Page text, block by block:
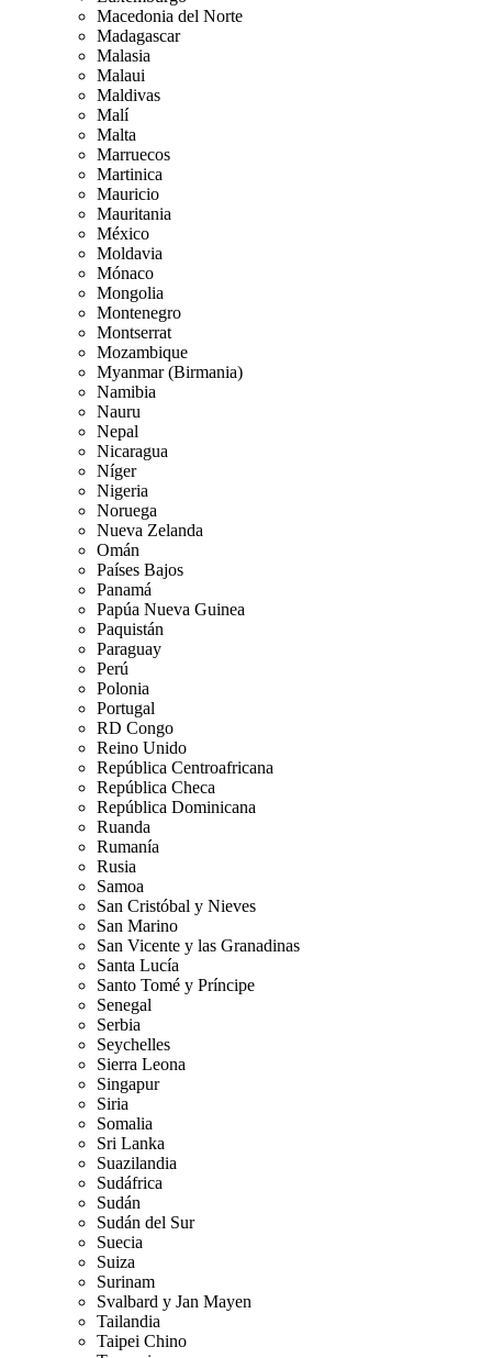
Macedonia del Norte
Madagascar
Malasia
Malaui
Maldivas
Malí
Malta
Marruecos
Martinica
Mauricio
Mauritania
México
Moldavia
Mónaco
Mongolia
Montenegro
Montserrat
Mozambique
Myanmar (Birmania)
Namibia
Nauru
Nepal
Nicaragua
Níger
Nigeria
Noruega
Nueva Zelanda
Omán
Países Bajos
Panamá
Papúa Nueva Guinea
Paquistán
Paraguay
Perú
Polonia
Portugal
RD Congo
Reino Unido
República Centroafricana
República Checa
República Dominicana
Ruanda
Rumanía
Rusia
Samoa
San Cristóbal y Nieves
San Marino
San Vicente y las Granadinas
Santa Lucía
Santo Tomé y Príncipe
Senegal
Serbia
Seychelles
Sierra Leona
Singapur
Siria
Somalia
Sri Lanka
Suazilandia
Sudáfrica
Sudán
Sudán del Sur
Suecia
Suiza
Surinam
Svalbard y Jan Mayen
Tailandia
Taipei Chino